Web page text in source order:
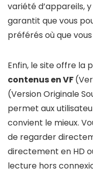
variété d’appareils,
garantit que vous
préférés où que vous
Enfin, le site offre la
contenus en VF
(Version Originale
permet aux
convient le mieux.
de regarder
directement en HD
lecture hors